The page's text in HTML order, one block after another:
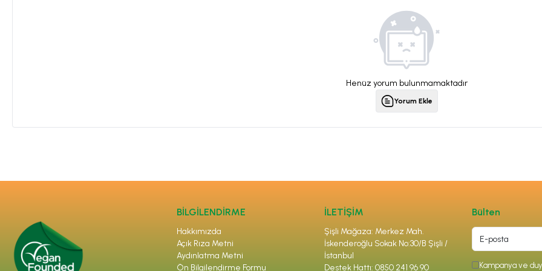
Henüz yorum bulunmamaktadır
Yorum Ekle
BİLGİLENDİRME
Hakkımızda
Açık Rıza Metni
Aydınlatma Metni
Ön Bilgilendirme Formu
İLETİŞİM
Şişli Mağaza: Merkez Mah.
İskenderoğlu Sokak No:30/B Şişli /
İstanbul
Destek Hattı: 0850 241 96 90
Bülten
Kampanya ve